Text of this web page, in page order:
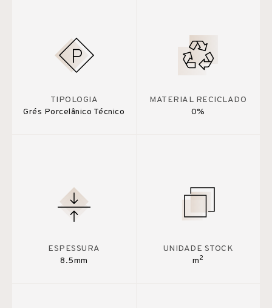
TIPOLOGIA
Grés Porcelânico Técnico
MATERIAL RECICLADO
0%
ESPESSURA
8.5mm
UNIDADE STOCK
m2